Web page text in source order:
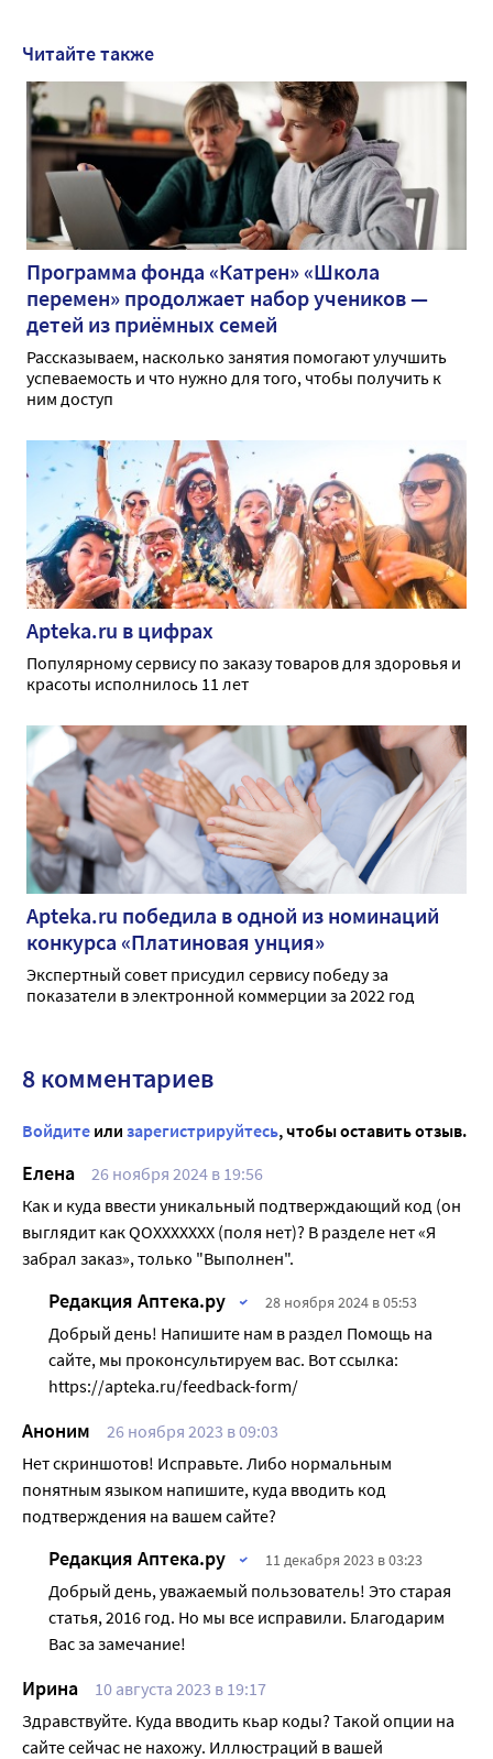
Читайте также
Программа фонда «Катрен» «Школа
перемен» продолжает набор учеников —
детей из приёмных семей
Рассказываем, насколько занятия помогают улучшить
успеваемость и что нужно для того, чтобы получить к
ним доступ
Apteka.ru в цифрах
Популярному сервису по заказу товаров для здоровья и
красоты исполнилось 11 лет
Apteka.ru победила в одной из номинаций
конкурса «Платиновая унция»
Экспертный совет присудил сервису победу за
показатели в электронной коммерции за 2022 год
8 комментариев
Войдите или зарегистрируйтесь, чтобы оставить отзыв.
Елена
26 ноября 2024 в 19:56
Как и куда ввести уникальный подтверждающий код (он
выглядит как QOXXXXXXX (поля нет)? В разделе нет «Я
забрал заказ», только "Выполнен".
Редакция Аптека.ру 28 ноября 2024 в 05:53
Добрый день! Напишите нам в раздел Помощь на
сайте, мы проконсультируем вас. Вот ссылка:
https://apteka.ru/feedback-form/
Аноним
26 ноября 2023 в 09:03
Нет скриншотов! Исправьте. Либо нормальным
понятным языком напишите, куда вводить код
подтверждения на вашем сайте?
Редакция Аптека.ру 11 декабря 2023 в 03:23
Добрый день, уважаемый пользователь! Это старая
статья, 2016 год. Но мы все исправили. Благодарим
Вас за замечание!
Ирина
10 августа 2023 в 19:17
Здравствуйте. Куда вводить кьар коды? Такой опции на
сайте сейчас не нахожу. Иллюстраций в вашей